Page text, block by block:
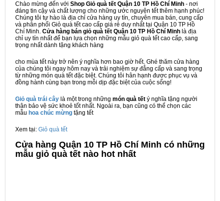
Chào mừng đến với Shop Giỏ quà tết Quận 10 TP Hồ Chí Minh - nơi
đáng tin cậy và chất lượng cho những ước nguyện tết thêm hạnh phúc!
Chúng tôi tự hào là địa chỉ cửa hàng uy tín, chuyên mua bán, cung cấp
và phân phối Giỏ quà tết cao cấp giá rẻ duy nhất tại Quận 10 TP Hồ
Chí Minh. Cửa hàng bán giỏ quà tết Quận 10 TP Hồ Chí Minh là địa
chỉ uy tín nhất để bạn lựa chọn những mẫu giỏ quà tết cao cấp, sang
trọng nhất dành tặng khách hàng
cho mùa tết này trở nên ý nghĩa hơn bao giờ hết. Ghé thăm cửa hàng
của chúng tôi ngay hôm nay và trải nghiệm sự đẳng cấp và sang trọng
từ những món quà tết đặc biệt. Chúng tôi hân hạnh được phục vụ và
đồng hành cùng bạn trong mỗi dịp đặc biệt của cuộc sống!
Giỏ quà trái cây là một trong những món quà tết ý nghĩa tặng người
thân bảo vệ sức khoẻ tốt nhất. Ngoài ra, bạn cũng có thể chọn các
mẫu hoa chúc mừng tặng tết
Xem tại: Giỏ quà tết
Cửa hàng Quận 10 TP Hồ Chí Minh có những
mẫu giỏ quà tết nào hot nhất